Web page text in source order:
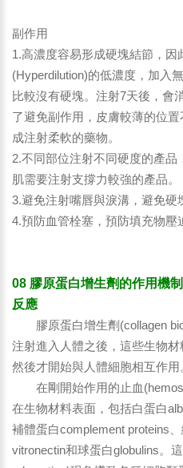
副作用
1.高濃度容易形成硬塊結節，因
(Hyperdilution)的低濃度，加入
比較沒有硬塊。注射7天後，會
了避免副作用，皮膚較薄的位
成注射柔軟的藥物。
2.不同部位注射不同硬度的產
肌需要注射支撐力較強的產品。
3.避免注射嘴唇與淚溝，避免硬
4.預防血管栓塞，預防填充物壓
08 膠原蛋白增生劑的作用機
反應
膠原蛋白增生劑(collagen
注射進入人體之後，這些生物
然後才開始與人體細胞相互作用
在剛開始作用的止血
在生物材料表面，包括白蛋白
補體蛋白complement proteins
vitronectin和球蛋白globulins。